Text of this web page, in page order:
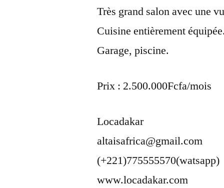
Très grand salon avec une
Cuisine entièrement
Garage, piscine.
Prix : 2.500.000Fcfa/mois
Locadakar
altaisafrica@gmail.com
(+221)775555570(watsapp)
www.locadakar.com